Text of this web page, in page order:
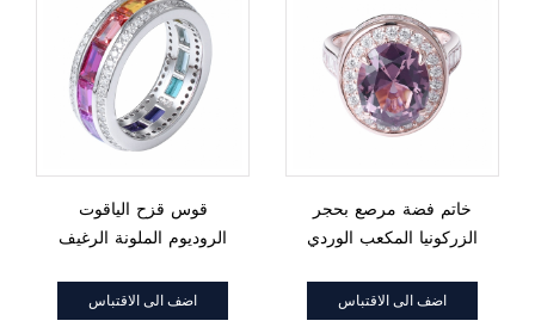
قوس قزح الياقوت
الروديوم الملونة الرغيف
الفضي
اضف الى الاقتباس
خاتم فضة مرصع بحجر
الزركونيا المكعب الوردي
اضف الى الاقتباس